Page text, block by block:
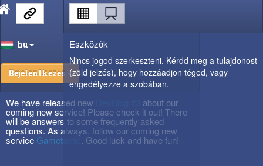
hu
Bejelentkezés
We have released new about our
coming new service! Please check it out! There
will be answers to some frequently asked
questions. As always, follow our coming new
service Gametactic. Good luck and have fun!
Eszközök
Nincs jogod szerkeszteni. Kérdd meg a tulajdonost
(zöld jelzés), hogy hozzáadjon téged, vagy
engedélyezze a szobában.